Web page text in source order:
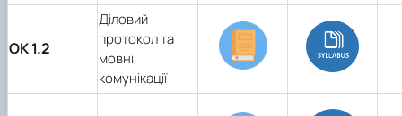
ОК 1.2
Діловий
протокол та
мовні
комунікації